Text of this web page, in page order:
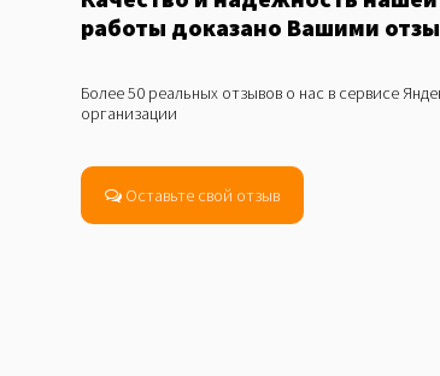
работы доказано Вашими
Более 50 реальных отзывов о нас в сервисе
организации
Оставьте свой отзыв